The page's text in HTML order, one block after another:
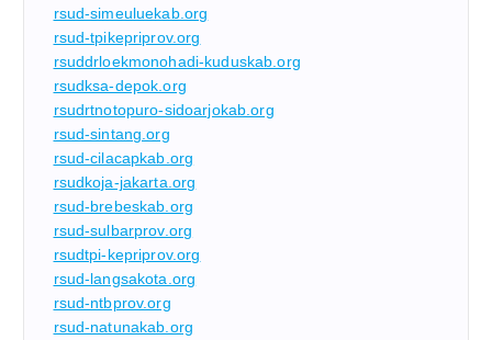
rsud-simeuluekab.org
rsud-tpikepriprov.org
rsuddrloekmonohadi-kuduskab.org
rsudksa-depok.org
rsudrtnotopuro-sidoarjokab.org
rsud-sintang.org
rsud-cilacapkab.org
rsudkoja-jakarta.org
rsud-brebeskab.org
rsud-sulbarprov.org
rsudtpi-kepriprov.org
rsud-langsakota.org
rsud-ntbprov.org
rsud-natunakab.org